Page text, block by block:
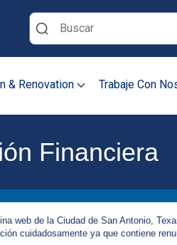
Buscar
& Renovation Trabaje Con
Financiera
web de la Ciudad de San Antonio,
cuidadosamente ya que contiene